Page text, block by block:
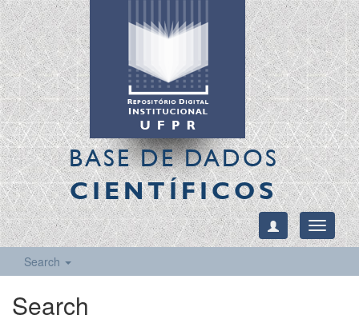
BASE DE DADOS
CIENTÍFICOS
Toggle
Search
Search